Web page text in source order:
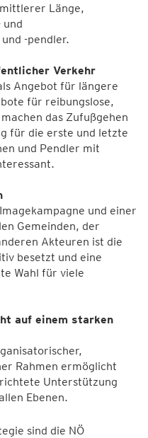
Länge,
und
-pendler.
Verkehr
Angebot für längere
für reibungslose,
das Zufußgehen
für die erste und letzte
und Pendler mit
und einer
Gemeinden, der
Akteuren ist die
besetzt und eine
Wahl für viele
auf einem starken
Rahmen ermöglicht
Unterstützung
Ebenen.
sind die NÖ